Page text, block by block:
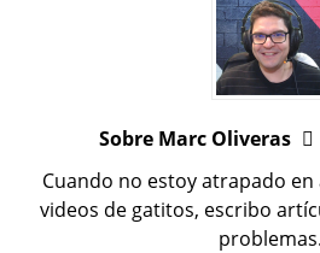
Sobre Marc Oliveras
Cuando no estoy atrapado
videos de gatitos, escribo
problemas.